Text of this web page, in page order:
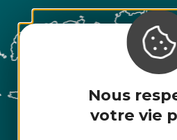
Nous
votre vie